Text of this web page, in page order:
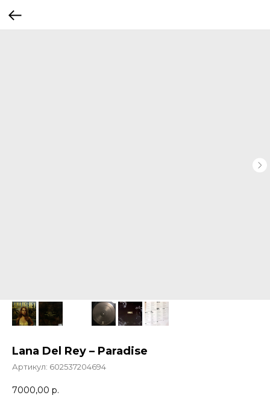
Lana Del Rey – Paradise
Артикул: 602537204694
7000,00 р.